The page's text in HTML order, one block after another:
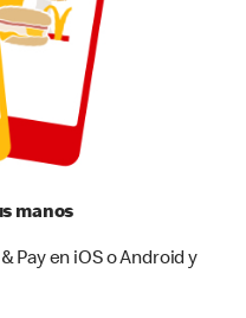
manos
Pay en iOS o Android y